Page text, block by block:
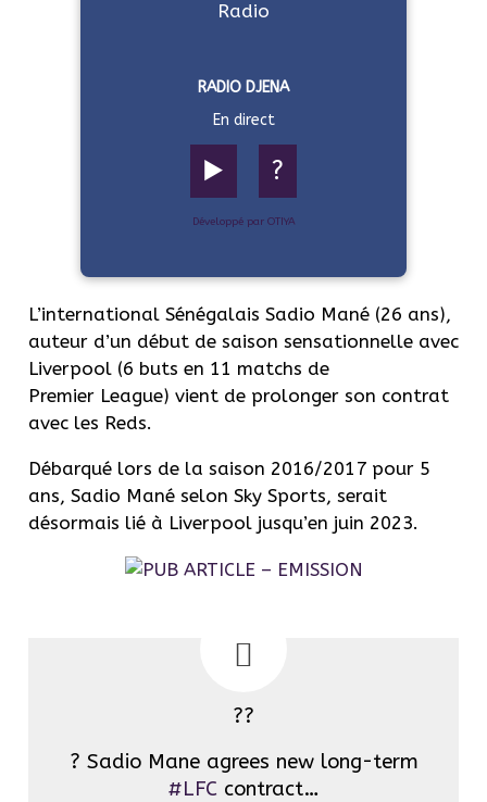
RADIO DJENA
En direct
▶️ ?
Développé par OTIYA
L’international Sénégalais Sadio Mané (26 ans),
auteur d’un début de saison sensationnelle avec
Liverpool (6 buts en 11 matchs de
Premier League) vient de prolonger son contrat
avec les Reds.
Débarqué lors de la saison 2016/2017 pour 5
ans, Sadio Mané selon Sky Sports, serait
désormais lié à Liverpool jusqu’en juin 2023.
??
? Sadio Mane agrees new long-term
#LFC contract…